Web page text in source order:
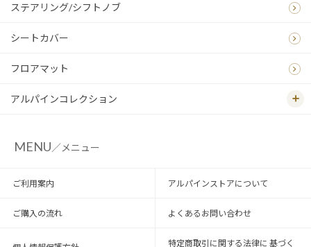
ステアリング/シフトノブ
シートカバー
フロアマット
アルパインコレクション
MENU／メニュー
ご利用案内 アルパインストアについて
ご購入の流れ よくあるお問い合わせ
特定商取引に関する法律に 基づく